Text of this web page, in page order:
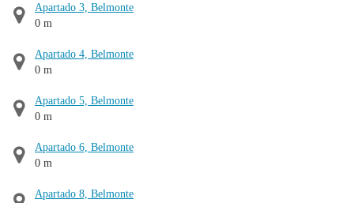
Apartado 3, Belmonte
0 m
Apartado 4, Belmonte
0 m
Apartado 5, Belmonte
0 m
Apartado 6, Belmonte
0 m
Apartado 8, Belmonte